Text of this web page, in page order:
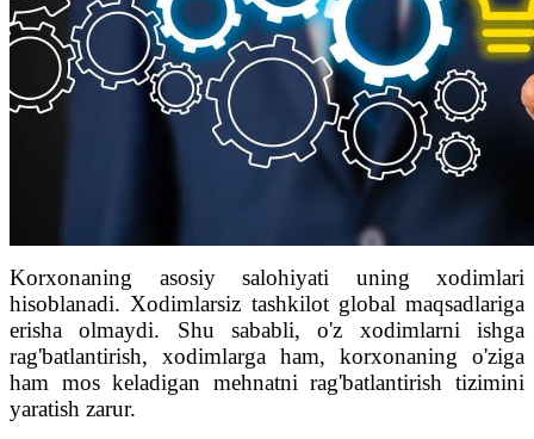
Korxonaning asosiy salohiyati uning xodimlari
hisoblanadi. Xodimlarsiz tashkilot global maqsadlariga
erisha olmaydi. Shu sababli, o'z xodimlarni ishga
rag'batlantirish, xodimlarga ham, korxonaning o'ziga
ham mos keladigan mehnatni rag'batlantirish tizimini
yaratish zarur.